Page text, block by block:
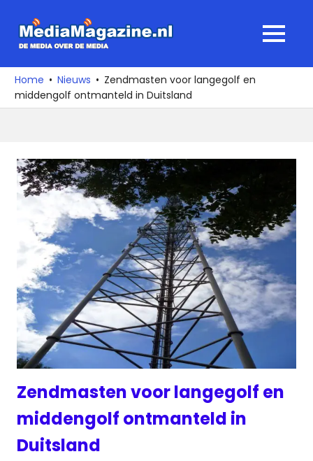
naar
media
over
de
MENU
Home Nieuws
Zendmasten voor langegolf en
middengolf ontmanteld in Duitsland
Zendmasten voor langegolf en
middengolf ontmanteld in
Duitsland